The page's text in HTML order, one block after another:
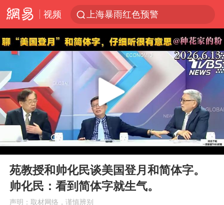
视频
上海暴雨红色预警
国足U17与阿森纳决赛取消 并列冠军
王艺迪2-4不敌张本美和止步4强
“白海豚”来了！第一批飞机已绑好
上海轨交全网络地面高架区段限速运行
上海有出现龙卷潜势
白海豚5次眼壁置换
王艺迪无缘横滨赛决赛
2025年小学教师减少13.19万
Play
00:00 06:13
苑教授和帅化民谈美国登月和简体字。
帅化民：看到简体字就生气。
声明：取材网络，谨慎辨别